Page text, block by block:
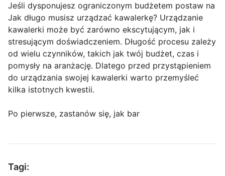
Jeśli dysponujesz ograniczonym budżetem postaw na
Jak długo musisz urządzać kawalerkę? Urządzanie
kawalerki może być zarówno ekscytującym, jak i
stresującym doświadczeniem. Długość procesu zależy
od wielu czynników, takich jak twój budżet, czas i
pomysły na aranżację. Dlatego przed przystąpieniem
do urządzania swojej kawalerki warto przemyśleć
kilka istotnych kwestii.
Po pierwsze, zastanów się, jak bar
Tagi: